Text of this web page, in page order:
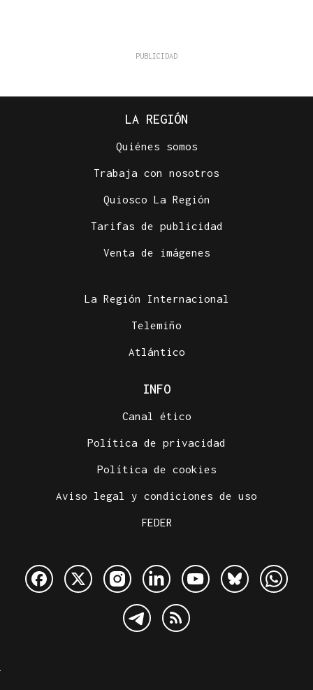
LA REGIÓN
Quiénes somos
Trabaja con nosotros
Quiosco La Región
Tarifas de publicidad
Venta de imágenes
La Región Internacional
Telemiño
Atlántico
INFO
Canal ético
Política de privacidad
Política de cookies
Aviso legal y condiciones de uso
FEDER